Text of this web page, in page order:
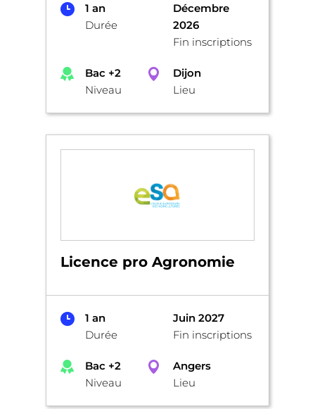
1 an
Durée
Décembre
2026
Fin inscriptions
Bac +2
Niveau
Dijon
Lieu
Licence pro Agronomie
1 an
Durée
Juin 2027
Fin inscriptions
Bac +2
Niveau
Angers
Lieu